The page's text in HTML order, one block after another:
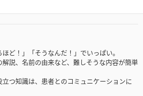
ど！」「そうなんだ！」でいっぱい。
説、名前の由来など、難しそうな内容が簡単
つ知識は、患者とのコミュニケーションに